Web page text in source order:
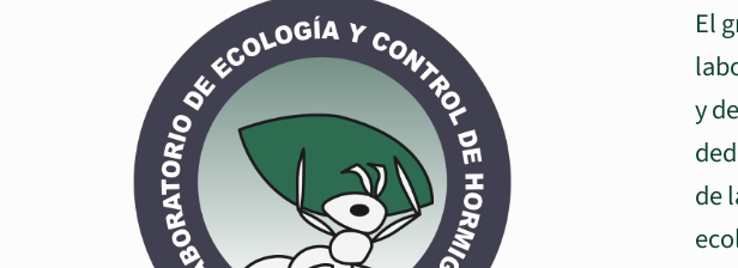
Publicaciones
Revistas
Para más detalles sobre nuestras investigaciones y
completa de nuestras publicaciones, te invitamos
publicaciones científicas.
El
y
de